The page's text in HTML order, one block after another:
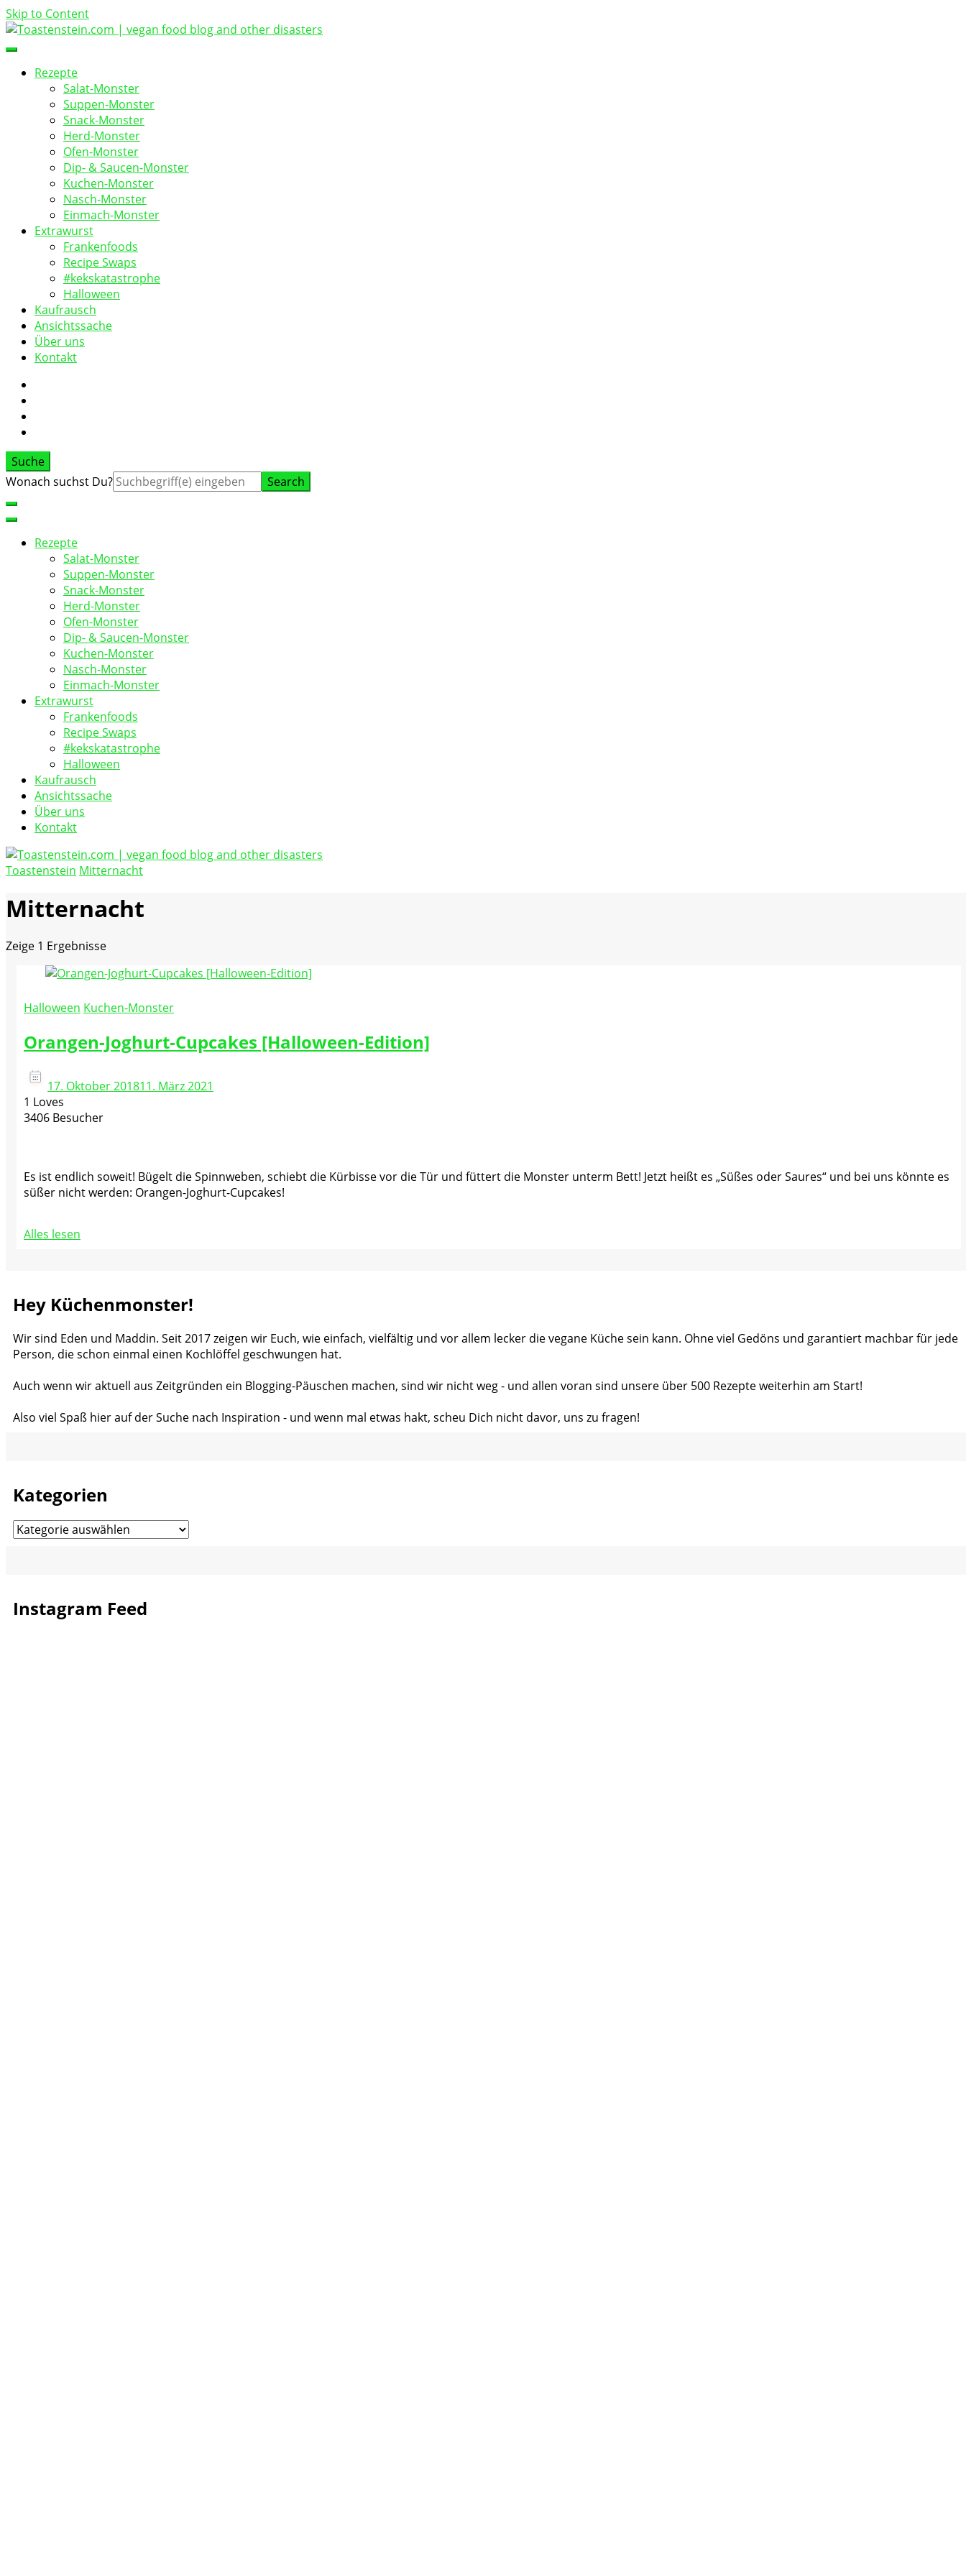
Skip to Content
Toastenstein.com
vegan food blog
Rezepte
Salat-Monster
Suppen-Monster
Snack-Monster
Herd-Monster
Ofen-Monster
Dip- & Saucen-Monster
Kuchen-Monster
Nasch-Monster
Einmach-Monster
Extrawurst
Frankenfoods
Recipe Swaps
#kekskatastrophe
Halloween
Kaufrausch
Ansichtssache
Über uns
Kontakt
Suche
Suche
Wonach suchst Du?
Rezepte
Salat-Monster
Suppen-Monster
Snack-Monster
Herd-Monster
Ofen-Monster
Dip- & Saucen-Monster
Kuchen-Monster
Nasch-Monster
Einmach-Monster
Extrawurst
Frankenfoods
Recipe Swaps
#kekskatastrophe
Halloween
Kaufrausch
Ansichtssache
Über uns
Kontakt
Toastenstein.com
Toastenstein Mitternacht
Mitternacht
Zeige 1 Ergebnisse
Halloween Kuchen-Monster
Orangen-Joghurt-Cupcakes [Halloween-Edition]
17. Oktober 201811. März 2021
1 Loves
3406 Besucher
Es ist endlich soweit! Bügelt die Spinnweben, schiebt die Kürbisse vor die Tür und füttert die Monster unterm Bett! Jetzt heißt es „Süßes oder Saures“ und bei uns könnte es
süßer nicht werden: Orangen-Joghurt-Cupcakes!
Alles lesen
Hey Küchenmonster!
Wir sind Eden und Maddin. Seit 2017 zeigen wir Euch, wie einfach, vielfältig und vor allem lecker die vegane Küche sein kann. Ohne viel Gedöns und garantiert machbar für jede
Person, die schon einmal einen Kochlöffel geschwungen hat.
Auch wenn wir aktuell aus Zeitgründen ein Blogging-Päuschen machen, sind wir nicht weg - und allen voran sind unsere über 500 Rezepte weiterhin am Start!
Also viel Spaß hier auf der Suche nach Inspiration - und wenn mal etwas hakt, scheu Dich nicht davor, uns zu fragen!
Kategorien
Kategorien
Instagram Feed